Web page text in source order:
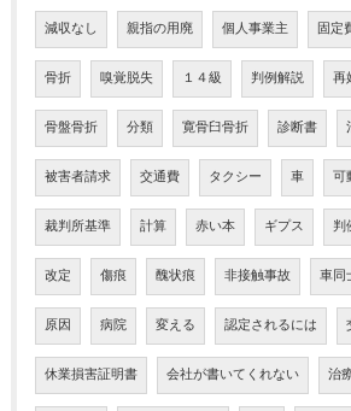
減収なし 親指の用廃 個人事業主 固定
骨折 嗅覚脱失 １４級 判例解説 再
骨盤骨折 分類 寛骨臼骨折 診断書
被害者請求 交通費 タクシー 車 可
裁判所基準 計算 赤い本 ギプス 判
改定 傷痕 醜状痕 非接触事故 車同
原因 病院 変える 認定されるには
休業損害証明書 会社が書いてくれない 治